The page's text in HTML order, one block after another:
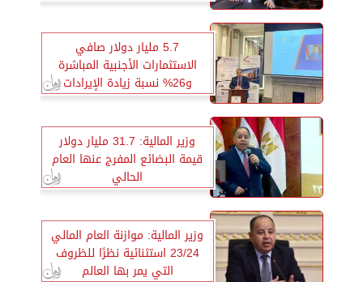
5.7 مليار دولار صافي
الاستثمارات الأجنبية المباشرة
و26% نسبة زيادة الإيرادات
السياحية
وزير المالية: 31.7 مليار دولار
قيمة البضائع المفرج عنها العام
الحالي
وزير المالية: موازنة العام المالي
23/24 استثنائية نظرًا للظروف
التي يمر بها العالم